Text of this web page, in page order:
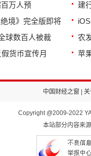
万人预
建
境》完全版即将
球数百人被裁
农
货币宣传月
苹
中国财经之窗 关
Copyright @2009-2022
本站部分内容来